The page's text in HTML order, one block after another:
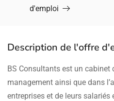
d'emploi
Description de l'offre
BS Consultants est un cabinet
management ainsi que dans
entreprises et de leurs salariés